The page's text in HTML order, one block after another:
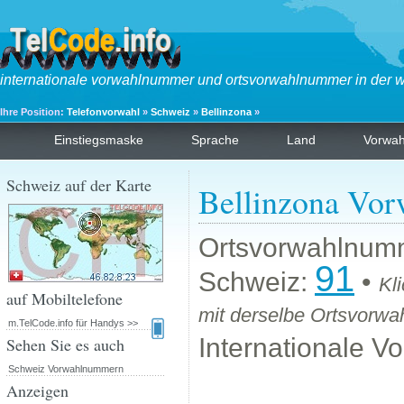
internationale vorwahlnummer und ortsvorwahlnummer in der
Ihre Position: Telefonvorwahl » Schweiz » Bellinzona »
Einstiegsmaske Sprache Land
Bellinzona
Schweiz: 91 •
mit derselbe
Internationale
Schweiz auf der Karte
auf Mobiltelefone
m.TelCode.info für Handys >>
Sehen Sie es auch
Schweiz Vorwahlnummern
Anzeigen